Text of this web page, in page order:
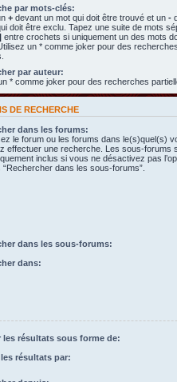
par mots-clés:
+ devant un mot qui doit être trouvé et un -
doit être exclu. Tapez une suite de mots
| entre crochets si uniquement un des mots
un * comme joker pour des
par auteur:
* comme joker pour des recherches
DE RECHERCHE
dans les forums:
le forum ou les forums dans le(s)quel(s)
effectuer une recherche. Les sous-forums
inclus si vous ne désactivez pas
dans les sous-forums”.
dans les sous-forums:
dans:
les résultats sous forme de:
résultats par: